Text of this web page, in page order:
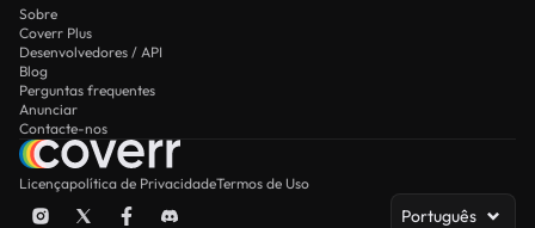
Sobre
Coverr Plus
Desenvolvedores / API
Blog
Perguntas frequentes
Anunciar
Contacte-nos
Licençapolítica de PrivacidadeTermos de Uso
Português